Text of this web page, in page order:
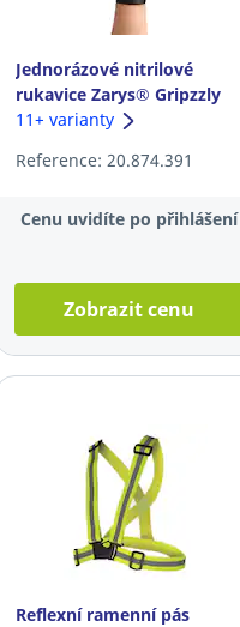
Jednorázové nitrilové
rukavice Zarys® Gripzzly
black, velikost L, 50ks
11+ varianty
Reference: 20.874.391
Cenu uvidíte po přihlášení
Zobrazit cenu
Reflexní ramenní pás